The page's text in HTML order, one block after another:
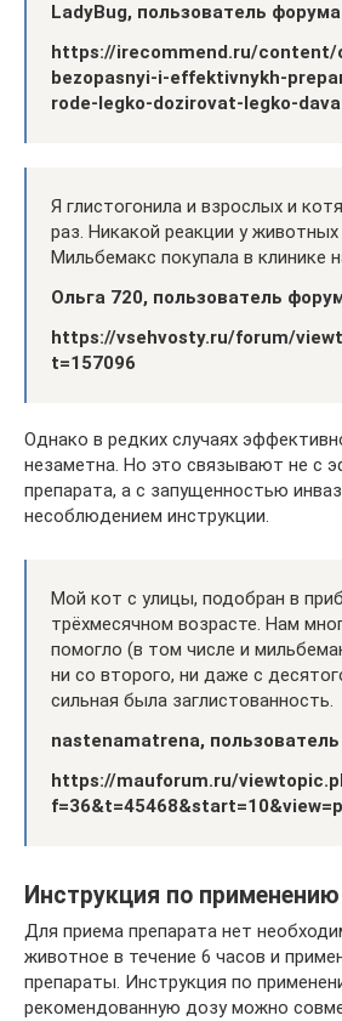
LadyBug, пользователь форума
https://irecommend.ru/content/
bezopasnyi-i-effektivnykh-
rode-legko-dozirovat-legko-
Я глистогонила и взрослых и
раз. Никакой реакции у
Мильбемакс покупала в клинике
Ольга 720, пользователь
https://vsehvosty.ru/forum/
t=157096
Однако в редких случаях
незаметна. Но это связывают не с
препарата, а с запущенностью
несоблюдением инструкции.
Мой кот с улицы, подобран в
трёхмесячном возрасте. Нам
помогло (в том числе и
ни со второго, ни даже с
сильная была заглистованность.
nastenamatrena,
https://mauforum.ru/
Инструкция по применению
Для приема препарата нет
животное в течение 6 часов и
препараты. Инструкция по
рекомендованную дозу можно